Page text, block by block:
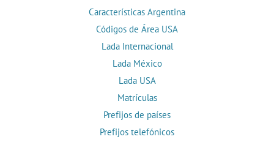
Características Argentina
Códigos de Área USA
Lada Internacional
Lada México
Lada USA
Matrículas
Prefijos de países
Prefijos telefónicos